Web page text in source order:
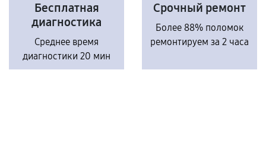
Бесплатная
диагностика
Среднее время
диагностики 20 мин
Срочный ремонт
Более 88% поломок
ремонтируем за 2 часа